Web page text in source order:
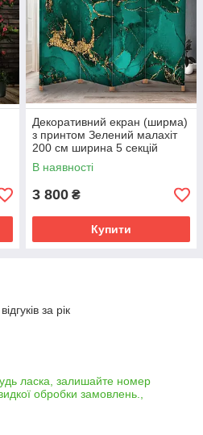
Декоративний екран (ширма)
з принтом Зелений малахіт
200 см ширина 5 секцій
В наявності
3 800 ₴
Купити
за рік
ласка, залишайте номер
обробки замовлень.,